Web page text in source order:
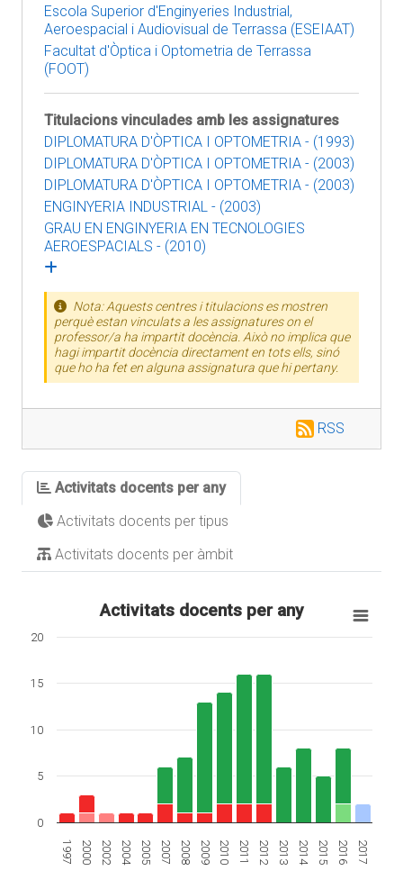
Escola Superior d'Enginyeries Industrial,
Aeroespacial i Audiovisual de Terrassa (ESEIAAT)
Facultat d'Òptica i Optometria de Terrassa
(FOOT)
Titulacions vinculades amb les assignatures
DIPLOMATURA D'ÒPTICA I OPTOMETRIA - (1993)
DIPLOMATURA D'ÒPTICA I OPTOMETRIA - (2003)
DIPLOMATURA D'ÒPTICA I OPTOMETRIA - (2003)
ENGINYERIA INDUSTRIAL - (2003)
GRAU EN ENGINYERIA EN TECNOLOGIES
AEROESPACIALS - (2010)
Nota: Aquests centres i titulacions es mostren
perquè estan vinculats a les assignatures on el
professor/a ha impartit docència. Això no implica que
hagi impartit docència directament en tots ells, sinó
que ho ha fet en alguna assignatura que hi pertany.
RSS
Activitats docents per any
Activitats docents per tipus
Activitats docents per àmbit
Activitats docents per any
1997 2000 2002 2004 2005 2007 2008 2009 2010 2011 2012 2013 2014 2015 2016 2017
0
5
10
15
20